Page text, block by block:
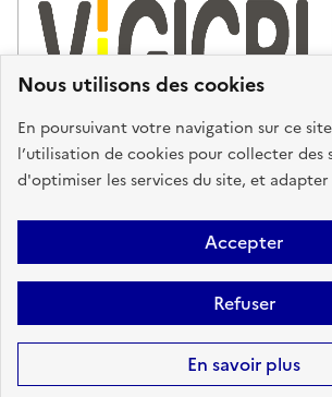
Nous utilisons des cookies
En poursuivant votre navigation sur ce
l’utilisation de cookies pour collecter des
d'optimiser les services du site, et
Accepter
Refuser
En savoir plus
Légales
Données personnelles Gestion des
Sauf mention contraire, tous les contenus de ce